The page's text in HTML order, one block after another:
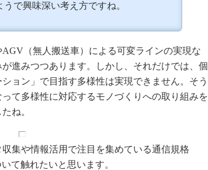
で興味深い考え方ですね。
（無人搬送車）による可変ラインの実現な
進みつつあります。しかし、それだけでは、個
ョン」で目指す多様性は実現できません。そう
て多様性に対応するモノづくりへの取り組みを
ね。
集や情報活用で注目を集めている通信規格
て触れたいと思います。